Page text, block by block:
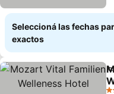
Seleccioná las fechas
exactos